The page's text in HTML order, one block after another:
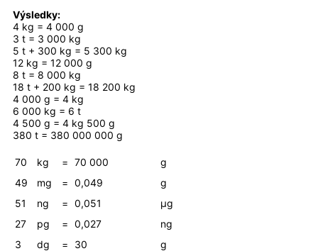
Výsledky:
4 kg = 4 000 g
3 t = 3 000 kg
5 t + 300 kg = 5 300 kg
12 kg = 12 000 g
8 t = 8 000 kg
18 t + 200 kg = 18 200 kg
4 000 g = 4 kg
6 000 kg = 6 t
4 500 g = 4 kg 500 g
380 t = 380 000 000 g
70 kg = 70 000
g
49
mg = 0,049
g
51
ng = 0,051
µg
27
pg = 0,027
ng
3
dg = 30
g